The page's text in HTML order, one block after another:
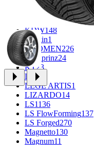
INFORGED1
K&K1
KDW148
Keskin1
KHOMEN226
Kronprinz24
KT23
LE
13
LEGE ARTIS1
LIZARDO14
LS1136
LS FlowForming137
LS Forged270
Magnetto130
Magnum11